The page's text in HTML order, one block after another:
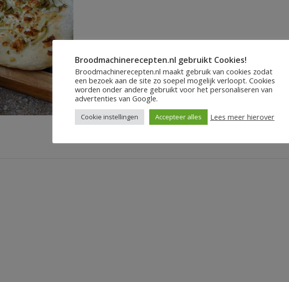
Broodmachinerecepten.nl gebruikt Cookies!
Broodmachinerecepten.nl maakt gebruik van cookies zodat
een bezoek aan de site zo soepel mogelijk verloopt. Cookies
worden onder andere gebruikt voor het personaliseren van
advertenties van Google.
Cookie instellingen Accepteer alles Lees meer hierover